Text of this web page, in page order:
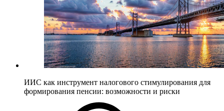
ИИС как инструмент налогового стимулирования для
формирования пенсии: возможности и риски